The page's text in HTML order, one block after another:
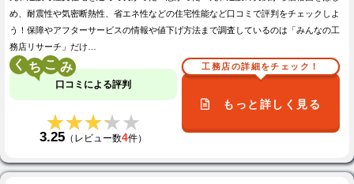
め、耐震性や気密断熱性、省エネ性などの住宅性能など口コミで評判をチェックしよ
う！保障やアフターサービスの情報や値下げ方法まで調査しているのは「みんなの工
務店リサーチ」だけ…
く こ
口コミによる評判
★★★★★
★★★★★
3.25 （レビュー数4件）
工務店の詳細をチェック！
もっと詳しく見る